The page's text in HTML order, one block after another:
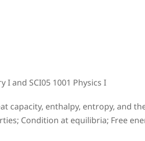
I and SCI05 1001 Physics I
capacity, enthalpy, entropy,
Condition at equilibria; Free